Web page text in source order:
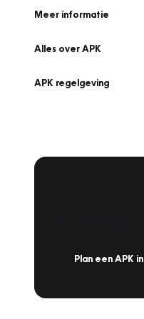
Meer informatie
Alles over APK
APK regelgeving
Plan een APK in